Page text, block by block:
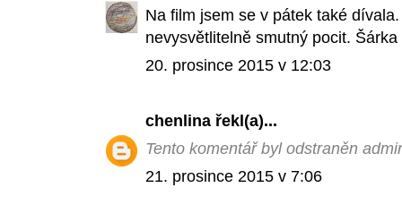
Na film jsem se v pátek také
nevysvětlitelně smutný pocit. Šárka
20. prosince 2015 v 12:03
chenlina řekl(a)...
Tento komentář byl odstraněn
21. prosince 2015 v 7:06